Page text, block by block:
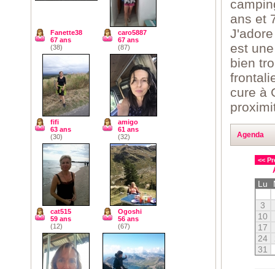
ans et
est
bien
cure à
Agenda
<<
Lu
3
10
17
24
31
Fanette38
67 ans
(38)
caro5887
67 ans
(87)
fifi
63 ans
(30)
amigo
61 ans
(32)
cat515
59 ans
(12)
Ogoshi
56 ans
(67)